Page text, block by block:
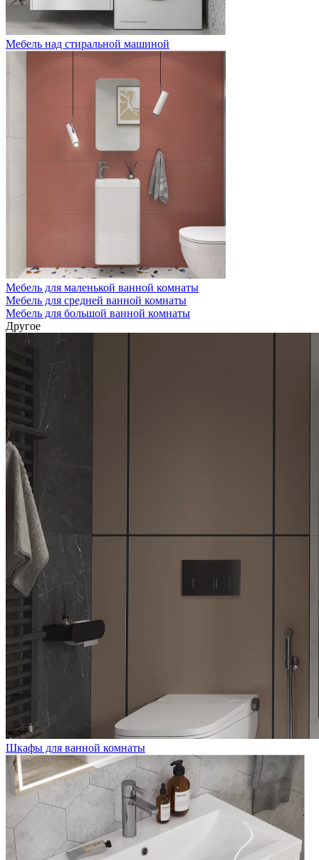
Мебель над стиральной машиной
Мебель для маленькой ванной комнаты
Мебель для средней ванной комнаты
Мебель для большой ванной комнаты
Другое
Шкафы для ванной комнаты